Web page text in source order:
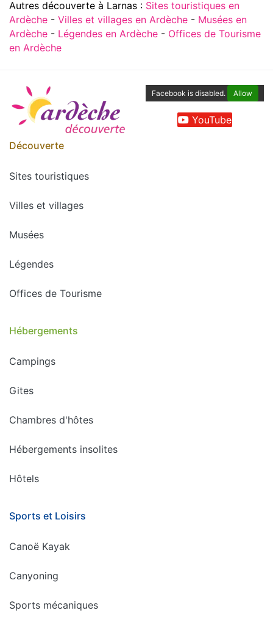
Autres découverte à Larnas : Sites touristiques en
Ardèche - Villes et villages en Ardèche - Musées en
Ardèche - Légendes en Ardèche - Offices de Tourisme
en Ardèche
Facebook is disabled. Allow
YouTube
Découverte
Sites touristiques
Villes et villages
Musées
Légendes
Offices de Tourisme
Hébergements
Campings
Gites
Chambres d'hôtes
Hébergements insolites
Hôtels
Sports et Loisirs
Canoë Kayak
Canyoning
Sports mécaniques